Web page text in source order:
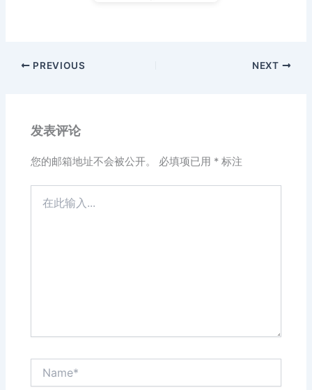
PREVIOUS NEXT
发表评论
您的邮箱地址不会被公开。 必填项已用 * 标注